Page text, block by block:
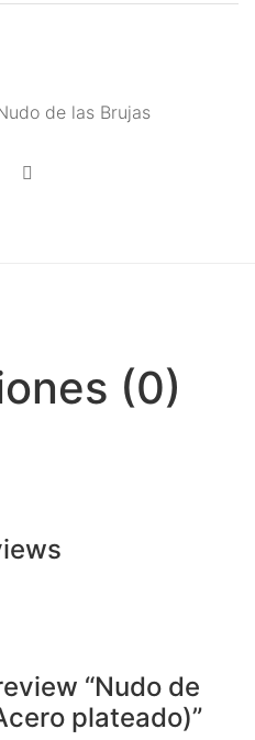
de las Brujas
(0)
“Nudo de
plateado)”